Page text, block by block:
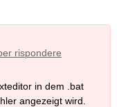
contourlines only
Mappe
rispondere
in dem .bat
angezeigt wird.